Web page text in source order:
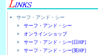
サーフ・アンド・シー
サーフ・アンド・シー
オンラインショップ
サーフ・アンド・シー[日HP]
サーフ・アンド・シー[英HP]